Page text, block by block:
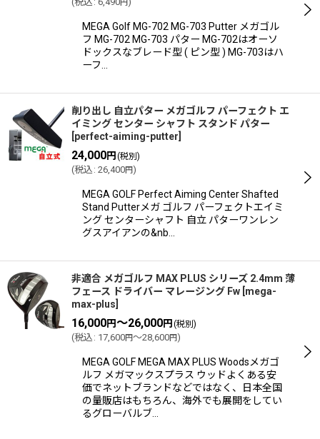
円
MEGA Golf MG-702 MG-703 Putter メガゴル
フ MG-702 MG-703 パター MG-702はオーソ
ドックスなブレード型 ( ピン型 ) MG-703はハ
ーフ…
削り出し 自立パター メガゴルフ パーフェクト エ
イミング センター シャフト スタンド パター
perfect-aiming-putter
24,000円 (税別)
(税込 : 26,400円)
MEGA GOLF Perfect Aiming Center Shafted
Stand Putterメガ ゴルフ パーフェクトエイミ
ング センターシャフト 自立 パターワンレン
グスアイアンの&nb…
非適合 メガゴルフ MAX PLUS シリーズ 2.4mm 薄
フェース ドライバー マレージング Fw mega-
max-plus
16,000円～26,000円 (税別)
(税込 : 17,600円～28,600円)
MEGA GOLF MEGA MAX PLUS Woodsメガゴ
ルフ メガマックスプラス ウッドよくある安
価でネットブランドなどではなく、日本全国
の量販店はもちろん、海外でも展開をしてい
るグローバルブ…